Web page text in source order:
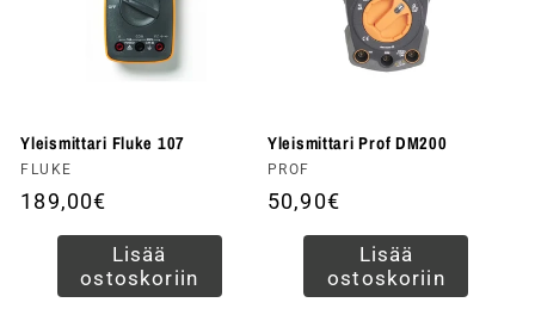
Yleismittari Fluke 107
Myyjä:
FLUKE
Normaalihinta
189,00€
Lisää
ostoskoriin
Yleismittari Prof DM200
Myyjä:
PROF
Normaalihinta
50,90€
Lisää
ostoskoriin